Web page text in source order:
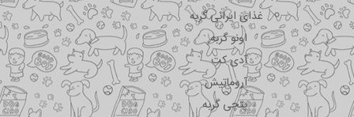
غذای ایرانی گربه
اونو گربه
آدی کت
آروماتیش
پتچی گربه